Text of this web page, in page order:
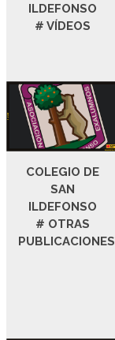
ILDEFONSO
# VÍDEOS
COLEGIO DE
SAN
ILDEFONSO
# OTRAS
PUBLICACIONES